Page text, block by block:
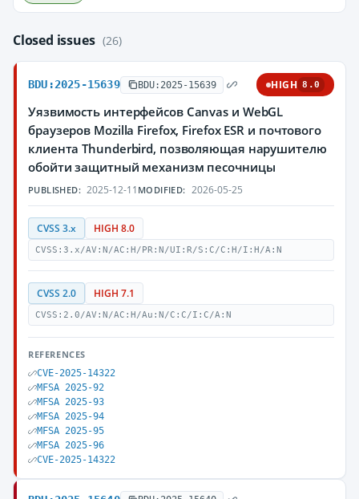
Closed issues (26)
BDU:2025-15639 BDU:2025-15639 HIGH 8.0
Уязвимость интерфейсов Canvas и WebGL
браузеров Mozilla Firefox, Firefox ESR и почтового
клиента Thunderbird, позволяющая нарушителю
обойти защитный механизм песочницы
PUBLISHED: 2025-12-11 MODIFIED: 2026-05-25
CVSS 3.x HIGH 8.0
CVSS:3.x/AV:N/AC:H/PR:N/UI:R/S:C/C:H/I:H/A:N
CVSS 2.0 HIGH 7.1
CVSS:2.0/AV:N/AC:H/Au:N/C:C/I:C/A:N
REFERENCES
CVE-2025-14322
MFSA 2025-92
MFSA 2025-93
MFSA 2025-94
MFSA 2025-95
MFSA 2025-96
CVE-2025-14322